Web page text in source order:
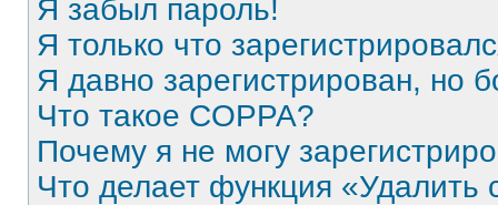
Я забыл пароль!
Я только что
Я давно зарегистрирован, но
Что такое COPPA?
Почему я не могу
Что делает функция